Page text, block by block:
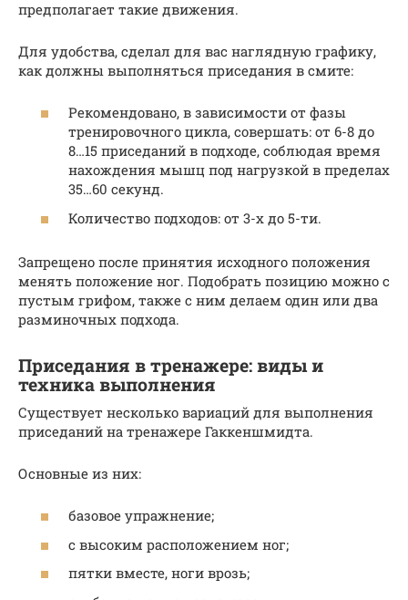
предполагает такие движения.
Для удобства, сделал для вас наглядную графику,
как должны выполняться приседания в смите:
Рекомендовано, в зависимости от фазы
тренировочного цикла, совершать: от 6-8 до
8…15 приседаний в подходе, соблюдая время
нахождения мышц под нагрузкой в пределах
35…60 секунд.
Количество подходов: от 3-х до 5-ти.
Запрещено после принятия исходного положения
менять положение ног. Подобрать позицию можно с
пустым грифом, также с ним делаем один или два
разминочных подхода.
Приседания в тренажере: виды и
техника выполнения
Существует несколько вариаций для выполнения
приседаний на тренажере Гаккеншмидта.
Основные из них:
базовое упражнение;
с высоким расположением ног;
пятки вместе, ноги врозь;